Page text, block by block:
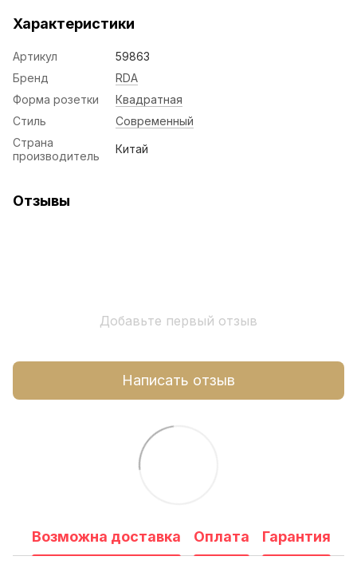
Характеристики
Артикул
59863
Бренд
RDA
Форма розетки
Квадратная
Стиль
Современный
Страна
производитель
Китай
Отзывы
Добавьте первый отзыв
Написать отзыв
Возможна доставка Оплата Гарантия